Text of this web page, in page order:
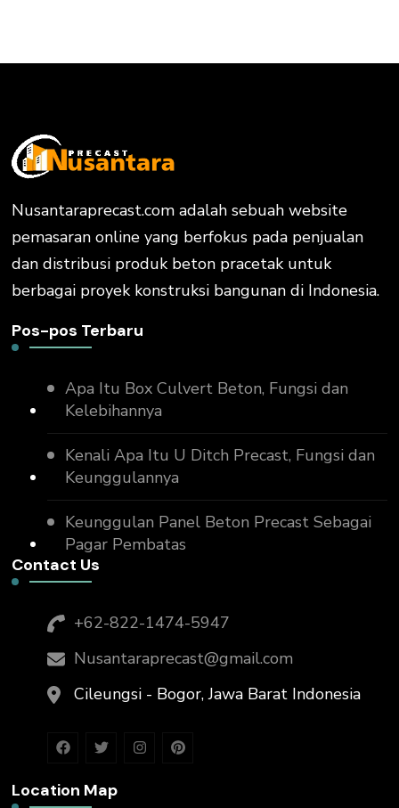
Nusantaraprecast.com adalah sebuah website
pemasaran online yang berfokus pada penjualan
dan distribusi produk beton pracetak untuk
berbagai proyek konstruksi bangunan di Indonesia.
Pos-pos Terbaru
Apa Itu Box Culvert Beton, Fungsi dan
Kelebihannya
Kenali Apa Itu U Ditch Precast, Fungsi dan
Keunggulannya
Keunggulan Panel Beton Precast Sebagai
Pagar Pembatas
Contact Us
+62-822-1474-5947
Nusantaraprecast@gmail.com
Cileungsi - Bogor, Jawa Barat Indonesia
Location Map